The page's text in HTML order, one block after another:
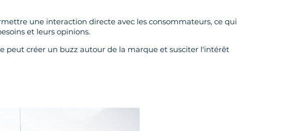
une interaction directe avec les consommateurs, ce qui
et leurs opinions.
peut créer un buzz autour de la marque et susciter l'intérêt